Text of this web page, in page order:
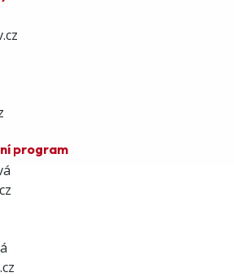
program